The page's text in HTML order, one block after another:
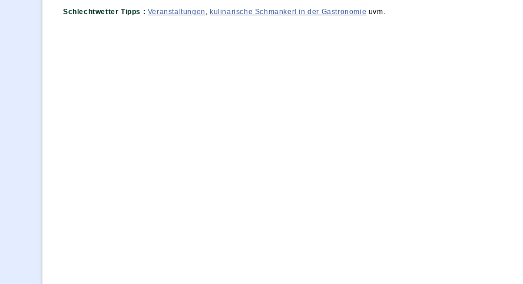
Schlechtwetter Tipps : Veranstaltungen , kulinarische Schmankerl in der Gastronomie uvm.